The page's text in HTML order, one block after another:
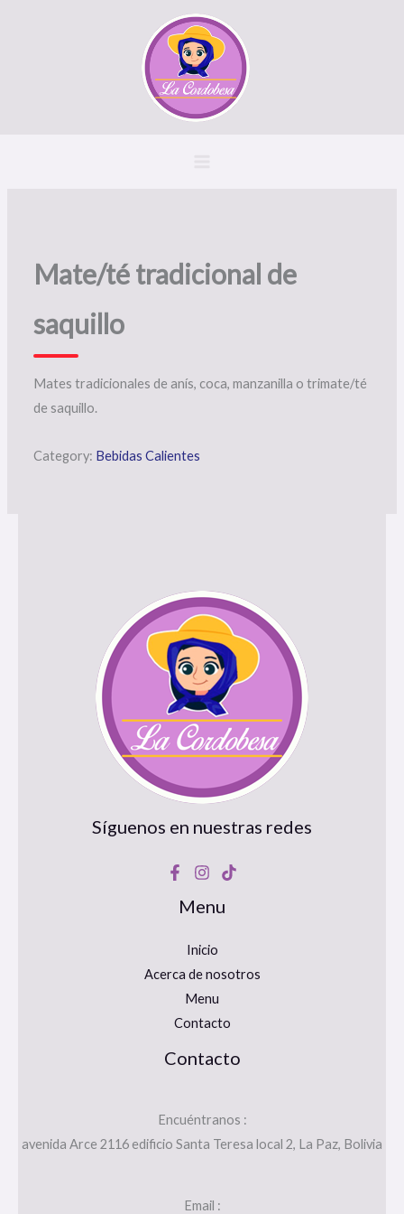
Mate/té tradicional de
saquillo
Mates tradicionales de anís, coca, manzanilla o trimate/té
de saquillo.
Category: Bebidas Calientes
Síguenos en nuestras redes
Menu
Inicio
Acerca de nosotros
Menu
Contacto
Contacto
Encuéntranos :
avenida Arce 2116 edificio Santa Teresa local 2, La Paz, Bolivia
Email :